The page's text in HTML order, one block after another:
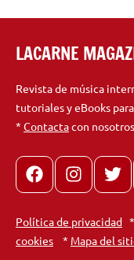
LACARNE
Revista de música
tutoriales y eBooks
* Contactacon
FacebookInstagram
X
Política de privacidad *
cookies * Mapa del